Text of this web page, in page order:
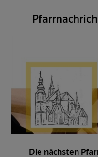
Die nächsten